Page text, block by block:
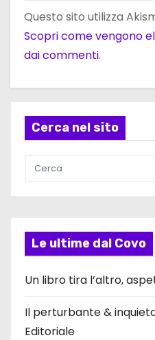
Questo sito utilizza
Scopri come vengono
dai commenti.
Cerca nel sito
Le ultime dal Covo
Un libro tira l’altro,
Il perturbante &
Editoriale